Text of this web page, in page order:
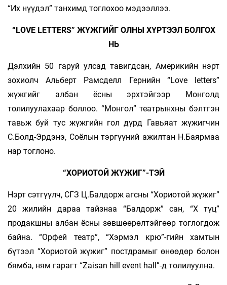
“Их нүүдэл” танхимд тоглохоо мэдээллээ.
“LOVE LETTERS” ЖҮЖГИЙГ ОЛНЫ ХҮРТЭЭЛ БОЛГОХ
НЬ
Дэлхийн 50 гаруй улсад тавигдсан, Америкийн нэрт
зохиолч Альберт Рамсделл Гернийн “Love letters”
жүжгийг албан ёсны эрхтэйгээр Монголд
толилуулахаар боллоо. “Монгол” театрынхны бэлтгэн
тавьж буй тус жүжгийн гол дүрд Гавьяат жүжигчин
С.Болд-Эрдэнэ, Соёлын тэргүүний ажилтан Н.Баярмаа
нар тоглоно.
“ХОРИОТОЙ ЖҮЖИГ”-ТЭЙ
Нэрт сэтгүүлч, СГЗ Ц.Балдорж агсны “Хориотой жүжиг”
20 жилийн дараа тайзнаа “Балдорж” сан, “Х түц”
продакшны албан ёсны зөвшөөрөлтэйгөөр тоглогдож
байна. “Орфей театр”, “Хэрмэл крю”-гийн хамтын
бүтээл “Хориотой жүжиг” постдрамыг өнөөдөр болон
бямба, ням гарагт “Zaisan hill event hall”-д толилуулна.